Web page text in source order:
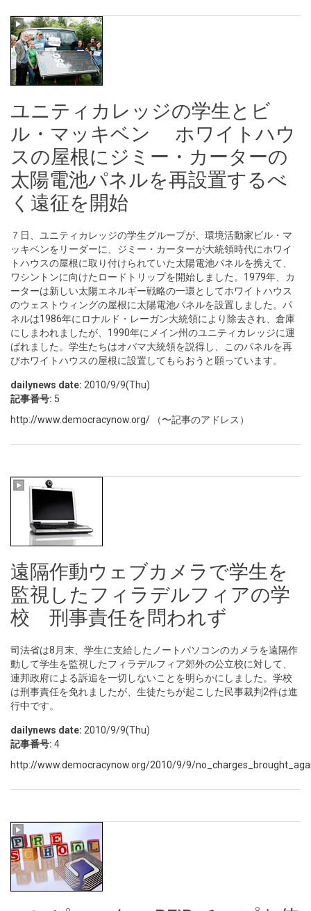
ユニティカレッジの学生とビ
ル・マッキベン ホワイトハウ
スの屋根にジミー・カーターの
太陽電池パネルを再設置するべ
く遠征を開始
７日、ユニティカレッジの学生グループが、環境活動家ビル・マ
ッキベンをリーダーに、ジミー・カーターが大統領時代にホワイ
トハウスの屋根に取り付けられていた太陽電池パネルを携えて、
ワシントンに向けたロードトリップを開始しました。1979年、カ
ーターは新しい太陽エネルギー戦略の一環としてホワイトハウス
のウェストウィングの屋根に太陽電池パネルを設置しました。パ
ネルは1986年にロナルド・レーガン大統領により除去され、倉庫
にしまわれましたが、1990年にメイン州のユニティカレッジに運
ばれました。学生たちはオバマ大統領を説得し、このパネルを再
びホワイトハウスの屋根に設置してもらおうと願っています。
dailynews date: 2010/9/9(Thu)
記事番号: 5
http://www.democracynow.org/
（〜記事のアドレス）
遠隔作動ウェブカメラで学生を
監視したフィラデルフィアの学
校 刑事責任を問われず
司法省は8月末、学生に支給したノートパソコンのカメラを遠隔作
動して学生を監視したフィラデルフィア郊外の公立校に対して、
連邦政府による訴追を一切しないことを明らかにしました。学校
は刑事責任を免れましたが、生徒たちが起こした民事裁判2件は進
行中です。
dailynews date: 2010/9/9(Thu)
記事番号: 4
http://www.democracynow.org/2010/9/9/